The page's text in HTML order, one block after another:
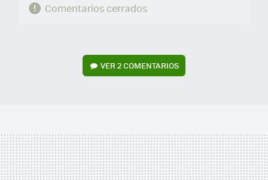
Comentarios cerrados
VER2 COMENTARIOS